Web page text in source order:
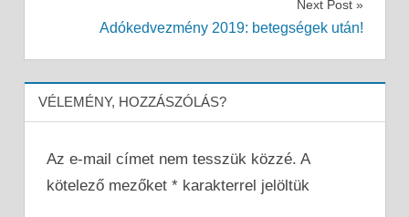
Next Post
Adókedvezmény 2019: betegségek után!
VÉLEMÉNY, HOZZÁSZÓLÁS?
Az e-mail címet nem tesszük közzé. A
kötelező mezőket *karakterrel jelöltük